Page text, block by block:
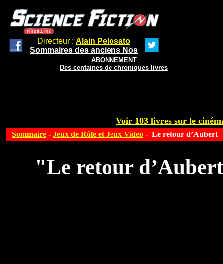
Directeur : Alain Pelosato
Sommaires des anciens Nos
ABONNEMENT
Des centaines de chroniques livres
Voir 103 livres sur le
Sommaire - Jeux de Rôle et Jeux Vidéo - Le retour d’Aubert
"Le retour